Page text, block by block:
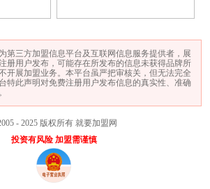
第三方加盟信息平台及互联网信息服务提供者，展
册用户发布，可能存在所发布的信息未获得品牌所
开展加盟业务。本平台虽严把审核关，但无法完全
特此声明对免费注册用户发布信息的真实性、准确
- 2025 版权所有 就要加盟网
投资有风险 加盟需谨慎